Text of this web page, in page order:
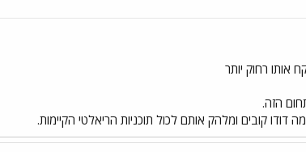
אותו רחוק יותר
הזה.
קובים ומלהק אותם לכול תוכניות הריאלטי הקיימות.